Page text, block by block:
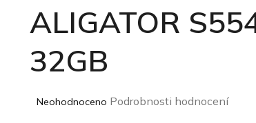
ALIGATOR
32GB
Průměrné
Neohodnoceno Podrobnosti hodnocení